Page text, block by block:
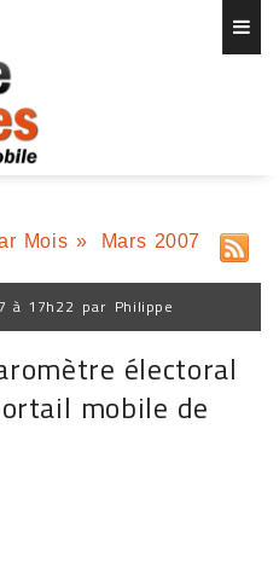
Mois » Mars 2007
à 17h22 par Philippe
électoral
mobile de